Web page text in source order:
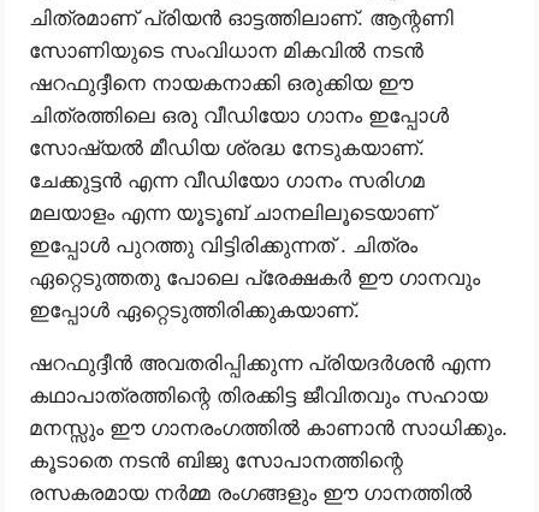
ചിത്രമാണ് പ്രിയൻ ഓട്ടത്തിലാണ്. ആന്റണി
സോണിയുടെ സംവിധാന മികവിൽ നടൻ
ഷറഫുദ്ദീനെ നായകനാക്കി ഒരുക്കിയ ഈ
ചിത്രത്തിലെ ഒരു വീഡിയോ ഗാനം ഇപ്പോൾ
സോഷ്യൽ മീഡിയ ശ്രദ്ധ നേടുകയാണ്.
ചേക്കുട്ടൻ എന്ന വീഡിയോ ഗാനം സരിഗമ
മലയാളം എന്ന യൂടൂബ് ചാനലിലൂടെയാണ്
ഇപ്പോൾ പുറത്തു വിട്ടിരിക്കുന്നത് . ചിത്രം
ഏറ്റെടുത്തതു പോലെ പ്രേക്ഷകർ ഈ ഗാനവും
ഇപ്പോൾ ഏറ്റെടുത്തിരിക്കുകയാണ്.
ഷറഫുദ്ദീൻ അവതരിപ്പിക്കുന്ന പ്രിയദർശൻ എന്ന
കഥാപാത്രത്തിന്റെ തിരക്കിട്ട ജീവിതവും സഹായ
മനസ്സും ഈ ഗാനരംഗത്തിൽ കാണാൻ സാധിക്കും.
കൂടാതെ നടൻ ബിജു സോപാനത്തിന്റെ
രസകരമായ നർമ്മ രംഗങ്ങളും ഈ ഗാനത്തിൽ